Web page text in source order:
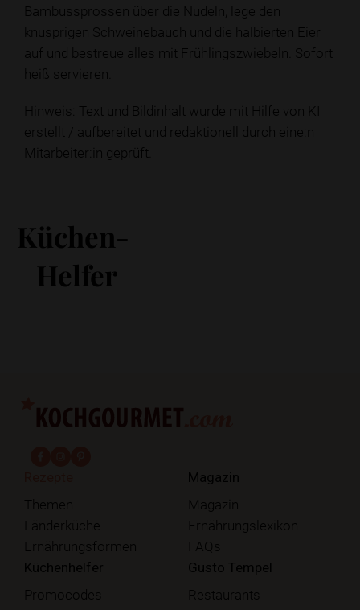
Bambussprossen über die Nudeln, lege den
knusprigen Schweinebauch und die halbierten Eier
auf und bestreue alles mit Frühlingszwiebeln. Sofort
heiß servieren.
Hinweis: Text und Bildinhalt wurde mit Hilfe von KI
erstellt / aufbereitet und redaktionell durch eine:n
Mitarbeiter:in geprüft.
Küchen-
Helfer
Themen
Länderküche
Ernährungsformen
Magazin
Magazin
Ernährungslexikon
FAQs
Küchenhelfer
Promocodes
Gusto Tempel
Restaurants